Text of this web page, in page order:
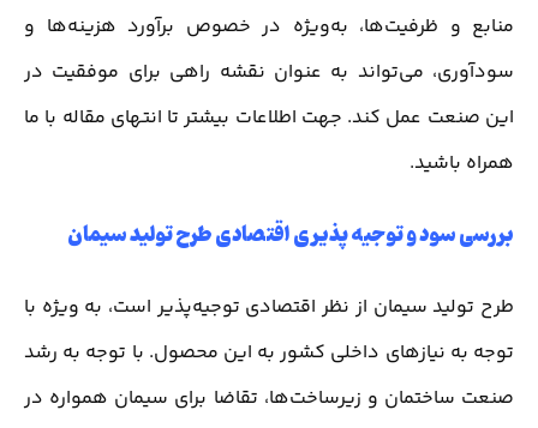
منابع و ظرفیت‌ها، به‌ویژه در خصوص برآورد هزینه‌ها و
سودآوری، می‌تواند به عنوان نقشه راهی برای موفقیت در
این صنعت عمل کند. جهت اطلاعات بیشتر تا انتهای مقاله با ما
همراه باشید.
بررسی سود و توجیه پذیری اقتصادی طرح تولید سیمان
طرح تولید سیمان از نظر اقتصادی توجیه‌پذیر است، به ویژه با
توجه به نیازهای داخلی کشور به این محصول. با توجه به رشد
صنعت ساختمان و زیرساخت‌ها، تقاضا برای سیمان همواره در